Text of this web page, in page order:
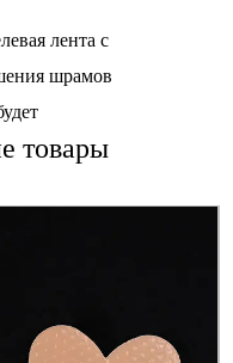
лента с
шрамов
товары